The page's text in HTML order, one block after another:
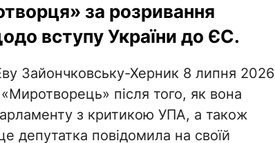
за розривання
вступу України до ЄС.
Зайончковську-Херник 8 липня 2026
після того, як вона
з критикою УПА, а також
депутатка повідомила на своїй